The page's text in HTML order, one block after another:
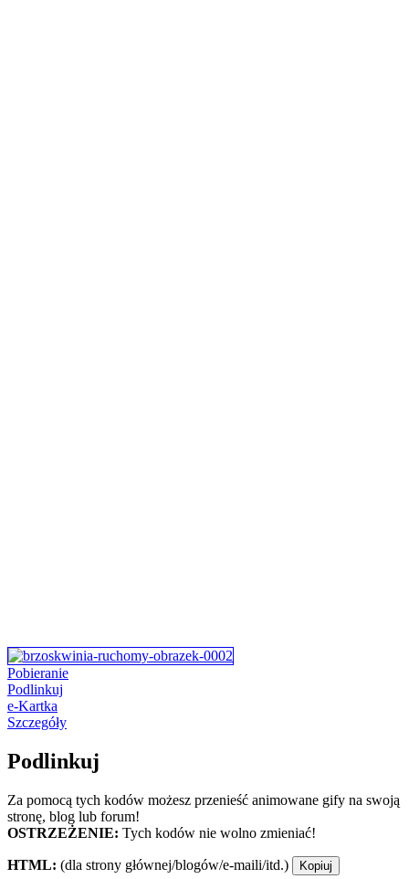
Pobieranie
Podlinkuj
e-Kartka
Szczegóły
Podlinkuj
Za pomocą tych kodów możesz przenieść animowane gify na swoją
stronę, blog lub forum!
OSTRZEŻENIE: Tych kodów nie wolno zmieniać!
HTML: (dla strony głównej/blogów/e-maili/itd.) Kopiuj